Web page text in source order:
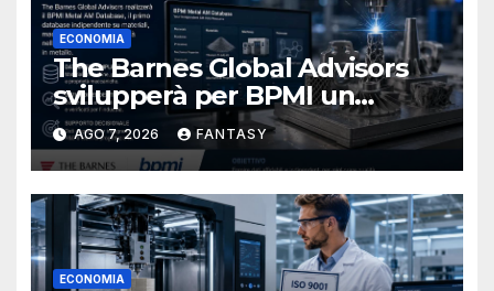
ECONOMIA
The Barnes Global Advisors
svilupperà per BPMI un
database per la stampa 3D
metallica destinata alla filiera
navale statunitense
AGO 7, 2026 FANTASY
ECONOMIA